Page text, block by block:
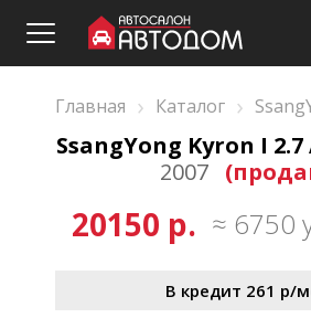
Главная › Каталог ›
SsangYong Kyron I 2.7
2007
20150 р. ≈ 6750
В кредит 261 р/